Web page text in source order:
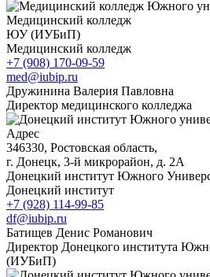
Медицинский колледж
ЮУ (ИУБиП)
Медицинский колледж
+7 (908) 170-09-59
med@iubip.ru
Дружинина Валерия Павловна
Директор медицинского колледжа
Адрес
346330, Ростовская область,
г. Донецк, 3-й микрорайон, д. 2А
Донецкий институт Южного
Донецкий институт
+7 (928) 114-99-85
df@iubip.ru
Батищев Денис Романович
Директор Донецкого института
(ИУБиП)